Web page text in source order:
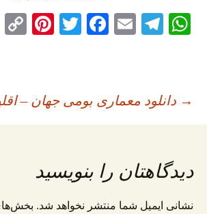
W
A
pp
Te
m
E
Fa
T
Pi
es
t
ناوبری
نوشته
→ دانلود معماری بومی جهان –
دیدگاهتان را بنویسید
نشانی ایمیل شما منتشر نخواهد شد.